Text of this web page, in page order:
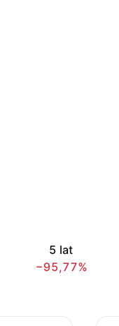
5 lat
−95,77%